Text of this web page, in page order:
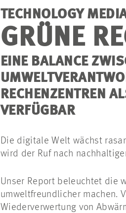
TECHNOLOGY
GRÜNE
EINE BALANCE
RECHENZENTREN
VERFÜGBAR
Die digitale Welt wächst
wird der Ruf nach
Unser Report beleuchtet die
umweltfreundlicher machen.
Wiederverwertung von